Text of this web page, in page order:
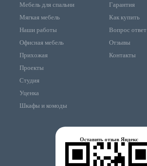
Мебель для спальни
Мягкая мебель
Наши работы
Офисная мебель
Прихожая
Проекты
Студия
Уценка
Шкафы и комоды
Гарантия
Как купить
Вопрос ответ
Отзывы
Контакты
Оставить отзыв Яндекс